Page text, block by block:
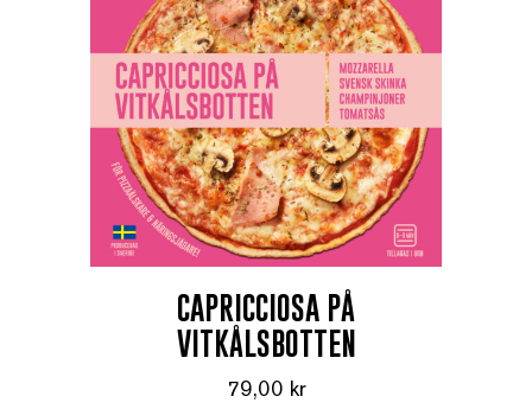
CAPRICCIOSA PÅ
VITKÅLSBOTTEN
79,00 kr